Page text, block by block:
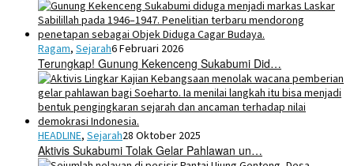
Ragam, Sejarah6 Februari 2026
Terungkap! Gunung Kekenceng Sukabumi Did…
HEADLINE, Sejarah28 Oktober 2025
Aktivis Sukabumi Tolak Gelar Pahlawan un…